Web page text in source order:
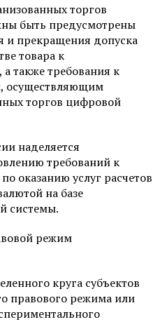
торгов
быть предусмотрены
и прекращения допуска
товара к
также требования к
осуществляющим
торгов цифровой
наделяется
требований к
оказанию услуг расчетов
на базе
системы.
режим
круга субъектов
правового режима или